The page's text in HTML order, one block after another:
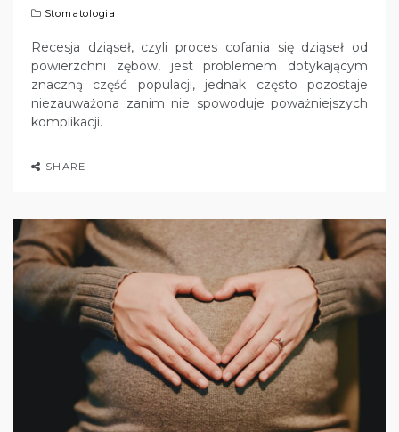
Stomatologia
Recesja dziąseł, czyli proces cofania się dziąseł od
powierzchni zębów, jest problemem dotykającym
znaczną część populacji, jednak często pozostaje
niezauważona zanim nie spowoduje poważniejszych
komplikacji.
SHARE